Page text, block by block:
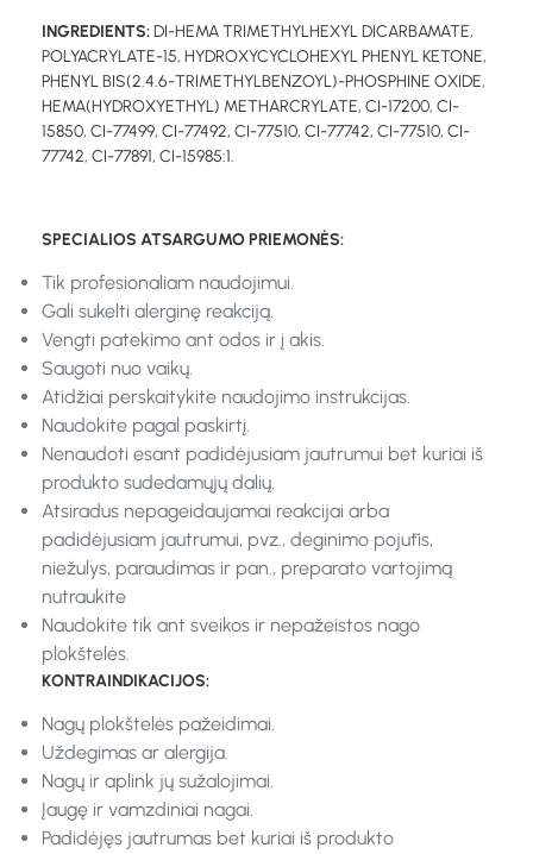
INGREDIENTS:DI-HEMA TRIMETHYLHEXYL DICARBAMATE,
POLYACRYLATE-15, HYDROXYCYCLOHEXYL PHENYL KETONE,
PHENYL BIS(2.4.6-TRIMETHYLBENZOYL)-PHOSPHINE OXIDE,
HEMA(HYDROXYETHYL) METHARCRYLATE, CI-17200, CI-
15850, CI-77499, CI-77492, CI-77510, CI-77742, CI-77510, CI-
77742, CI-77891, CI-15985:1.
SPECIALIOS ATSARGUMO PRIEMONĖS:
Tik profesionaliam naudojimui.
Gali sukelti alerginę reakciją.
Vengti patekimo ant odos ir į akis.
Saugoti nuo vaikų.
Atidžiai perskaitykite naudojimo instrukcijas.
Naudokite pagal paskirtį.
Nenaudoti esant padidėjusiam jautrumui bet kuriai iš
produkto sudedamųjų dalių.
Atsiradus nepageidaujamai reakcijai arba
padidėjusiam jautrumui, pvz., deginimo pojūtis,
niežulys, paraudimas ir pan., preparato vartojimą
nutraukite
Naudokite tik ant sveikos ir nepažeistos nago
plokštelės.
KONTRAINDIKACIJOS:
Nagų plokštelės pažeidimai.
Uždegimas ar alergija.
Nagų ir aplink jų sužalojimai.
Įaugę ir vamzdiniai nagai.
Padidėjęs jautrumas bet kuriai iš produkto